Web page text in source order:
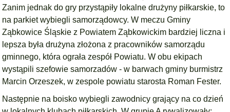
Zanim jednak do gry przystąpiły lokalne drużyny piłkarskie, to
na parkiet wybiegli samorządowcy. W meczu Gminy
Ząbkowice Śląskie z Powiatem Ząbkowickim bardziej liczna i
lepsza była drużyna złożona z pracowników samorządu
gminnego, która ograła zespół Powiatu. W obu ekipach
wystąpili szefowie samorzadów - w barwach gminy burmistrz
Marcin Orzeszek, w zespole powiatu starosta Roman Fester.
Następnie na boisko wybiegli zawodnicy grający na co dzień